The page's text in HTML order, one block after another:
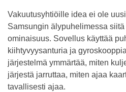
Vakuutusyhtiöille idea ei ole
Samsungin älypuhelimessa
ominaisuus. Sovellus käyttää
kiihtyvyysanturia ja
järjestelmä ymmärtää, miten
järjestä jarruttaa, miten ajaa
tavallisesti ajaa.